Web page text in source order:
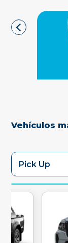
Vehículos